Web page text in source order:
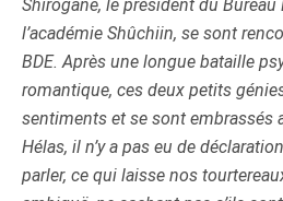
Shirogane, le président du Bureau
l’académie Shûchiin, se sont
BDE. Après une longue bataille
romantique, ces deux petits
sentiments et se sont embrassés
Hélas, il n’y a pas eu de
parler, ce qui laisse nos